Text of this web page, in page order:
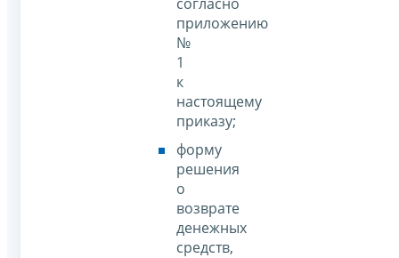
приложению
№
1
к
настоящему
приказу;
форму
решения
о
возврате
денежных
средств,